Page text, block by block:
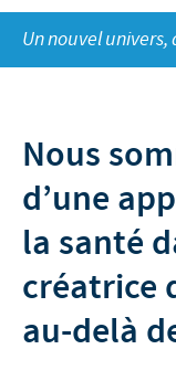
Recherche et
Notre histoire
LE
GROUPE CEVA
SYSTÈME
Animaux de
ACTUS
Nos vidéos
Importance
Partenariats
OFFRES
Nos
Processus de
Votre
Espace
CONTACT
Un nouvel
Nous
d’une
la santé
créatrice
au-delà